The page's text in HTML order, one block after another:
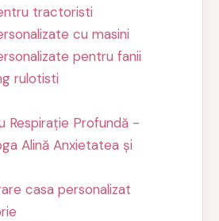
tractoristi
cu masini
pentru fanii
rulotisti
Respirație Profundă -
Alină Anxietatea și
casa personalizat